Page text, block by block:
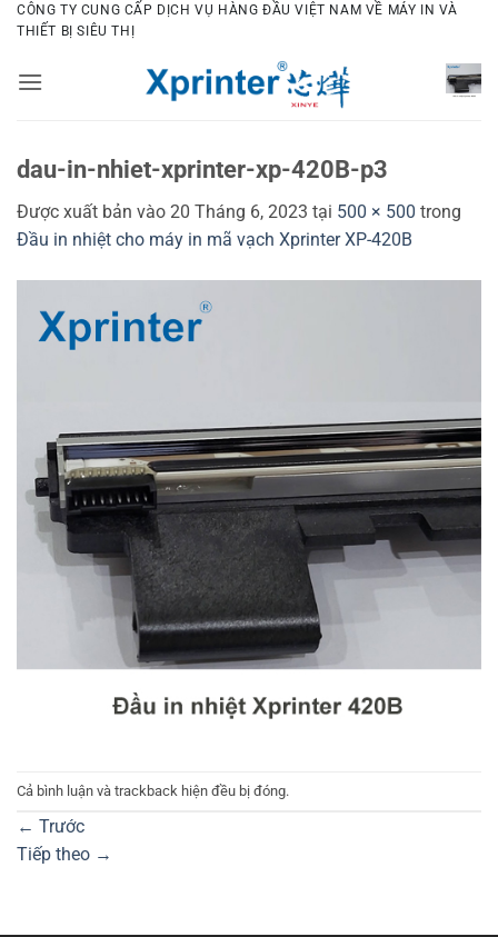
Bỏ
qua
dung
CÔNG TY CUNG CẤP DỊCH VỤ HÀNG ĐẦU VIỆT NAM VỀ MÁY IN VÀ
THIẾT BỊ SIÊU THỊ
dau-in-nhiet-xprinter-xp-420B-p3
Được xuất bản vào 20 Tháng 6, 2023 tại 500 × 500 trong
Đầu in nhiệt cho máy in mã vạch Xprinter XP-420B
Cả bình luận và trackback hiện đều bị đóng.
← Trước
Tiếp theo →